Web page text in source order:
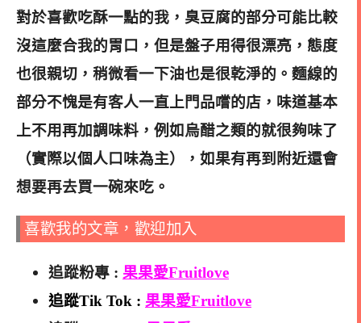
對於喜歡吃酥一點的我，臭豆腐的部分可能比較
沒這麼合我的胃口，但是盤子用得很漂亮，態度
也很親切，稍微看一下油也是很乾淨的。麵線的
部分不愧是有客人一直上門品嚐的店，味道基本
上不用再加調味料，例如烏醋之類的就很夠味了
（實際以個人口味為主），如果有再到附近還會
想要再去買一碗來吃。
喜歡我的文章，歡迎加入
追蹤粉專 : 果果愛Fruitlove
追蹤Tik Tok : 果果愛Fruitlove